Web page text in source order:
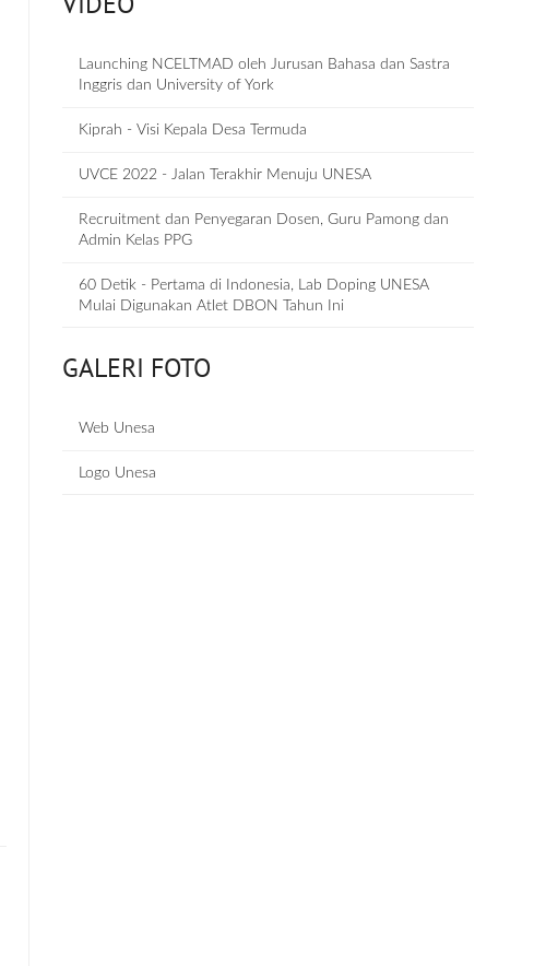
Launching NCELTMAD oleh Jurusan Bahasa dan Sastra
Inggris dan University of York
Kiprah - Visi Kepala Desa Termuda
UVCE 2022 - Jalan Terakhir Menuju UNESA
Recruitment dan Penyegaran Dosen, Guru Pamong dan
Admin Kelas PPG
60 Detik - Pertama di Indonesia, Lab Doping UNESA
Mulai Digunakan Atlet DBON Tahun Ini
GALERI FOTO
Web Unesa
Logo Unesa